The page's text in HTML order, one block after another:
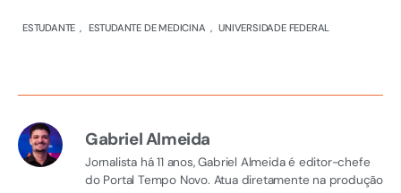
ESTUDANTE , ESTUDANTE DE MEDICINA , UNIVERSIDADE FEDERAL
Gabriel Almeida
Jornalista há 11 anos, Gabriel Almeida é editor-chefe
do Portal Tempo Novo. Atua diretamente na produção